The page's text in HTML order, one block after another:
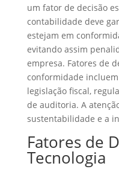
um fator de decisão
contabilidade deve
estejam em
evitando assim
empresa. Fatores de
conformidade
legislação fiscal,
de auditoria. A
sustentabilidade e a
Fatores de
Tecnologia